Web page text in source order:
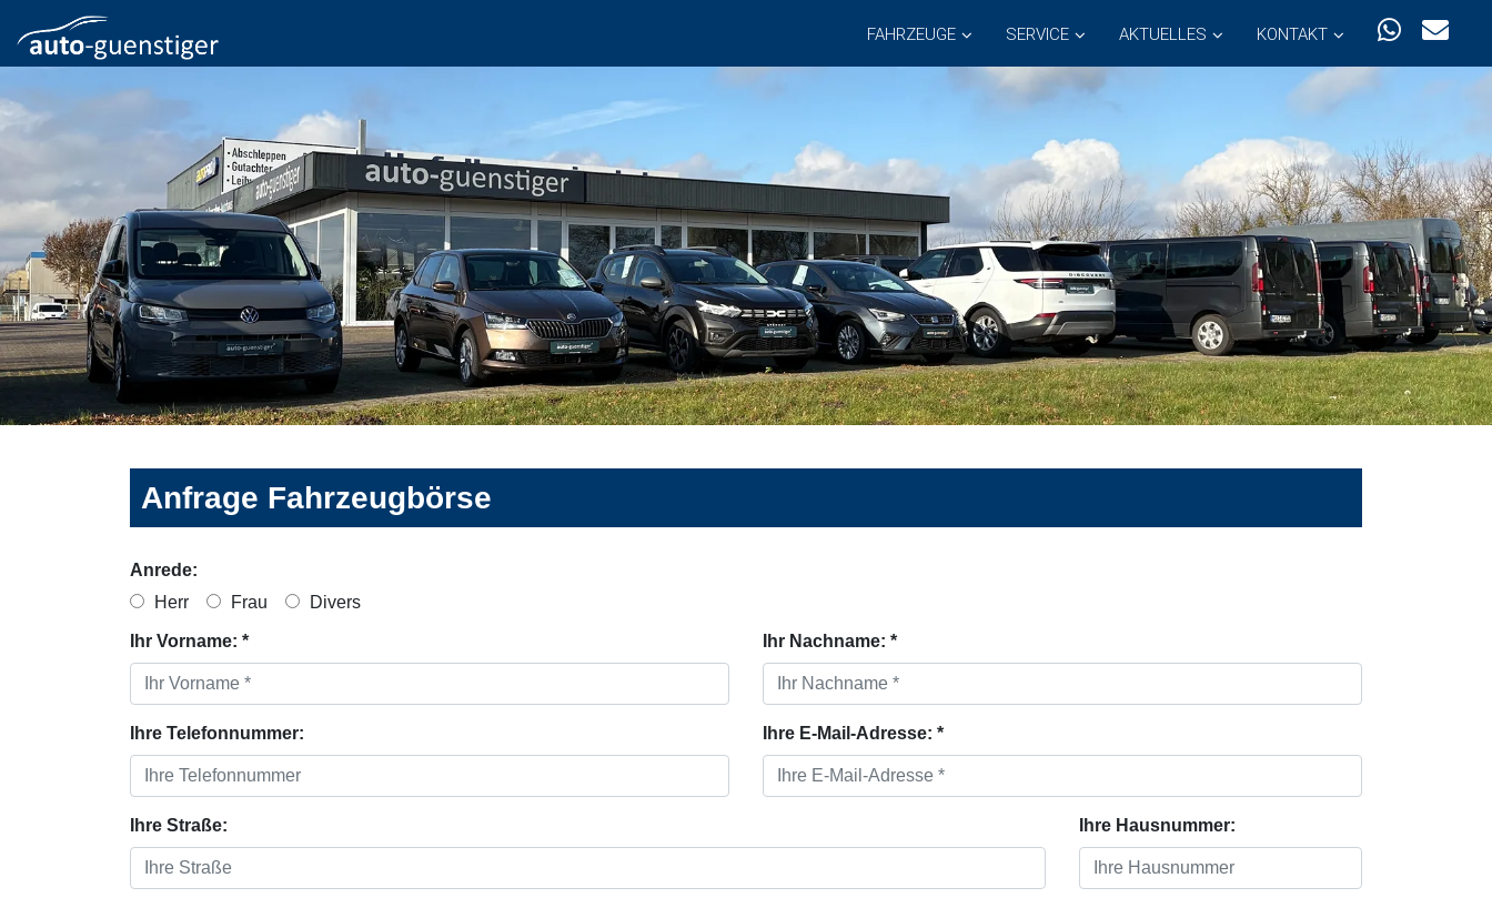
FAHRZEUGE SERVICE AKTUELLES KONTAKT
Anfrage Fahrzeugbörse
Anrede:
Herr
Frau Divers
Ihr Vorname: * Ihr Nachname: *
Ihre Telefonnummer: Ihre E-Mail-Adresse: *
Ihre Straße: Ihre Hausnummer: